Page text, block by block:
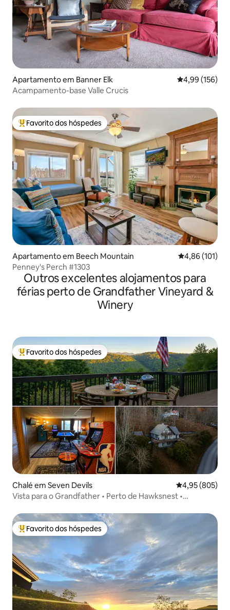
Apartamento em Banner Elk Classificação
4,99 (156)
Acampamento-base Valle Crucis
Favoritos dos hóspedes mais apreciados
Favorito dos hóspedes
Apartamento em Beech Mountain Classificação
4,86 (101)
Penney's Perch #1303
Outros excelentes alojamentos para
férias perto de Grandfather Vineyard &
Winery
Favoritos dos hóspedes mais apreciados
Favorito dos hóspedes
Chalé em Seven Devils Classificação
4,95 (805)
Vista para o Grandfather • Perto de Hawksnest •
Favoritos dos hóspedes mais apreciados
Favorito dos hóspedes